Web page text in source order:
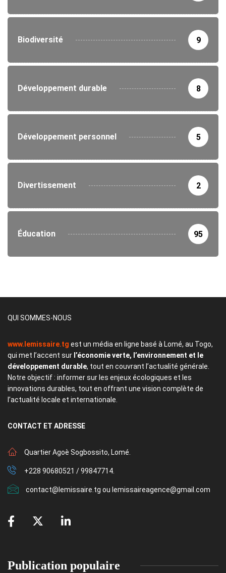
Biodiversité 9
Développement durable 8
Développement personnel 5
Divertissement 2
Éducation 95
QUI SOMMES-NOUS
www.lemissaire.tg est un média en ligne basé à Lomé, au Togo,
qui met l’accent sur l’économie verte, l’environnement et le
développement durable, tout en couvrant l’actualité générale.
Notre objectif : informer sur les enjeux écologiques et les
innovations durables, tout en offrant une vision complète de
l’actualité locale et internationale.
CONTACT ET ADRESSE
Quartier Agoè Sogbossito, Lomé.
+228 90680521 / 99847714.
contact@lemissaire.tg ou lemissaireagence@gmail.com
Publication populaire